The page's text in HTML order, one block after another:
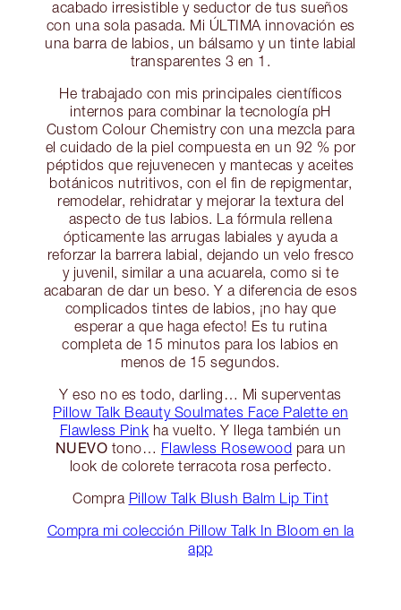
acabado irresistible y seductor de tus sueños
con una sola pasada. Mi ÚLTIMA innovación es
una barra de labios, un bálsamo y un tinte labial
transparentes 3 en 1.
He trabajado con mis principales científicos
internos para combinar la tecnología pH
Custom Colour Chemistry con una mezcla para
el cuidado de la piel compuesta en un 92 % por
péptidos que rejuvenecen y mantecas y aceites
botánicos nutritivos, con el fin de repigmentar,
remodelar, rehidratar y mejorar la textura del
aspecto de tus labios. La fórmula rellena
ópticamente las arrugas labiales y ayuda a
reforzar la barrera labial, dejando un velo fresco
y juvenil, similar a una acuarela, como si te
acabaran de dar un beso. Y a diferencia de esos
complicados tintes de labios, ¡no hay que
esperar a que haga efecto! Es tu rutina
completa de 15 minutos para los labios en
menos de 15 segundos.
Y eso no es todo, darling… Mi superventas
Pillow Talk Beauty Soulmates Face Palette en
Flawless Pink ha vuelto. Y llega también un
NUEVO tono… Flawless Rosewood para un
look de colorete terracota rosa perfecto.
Compra Pillow Talk Blush Balm Lip Tint
Compra mi colección Pillow Talk In Bloom en la
app